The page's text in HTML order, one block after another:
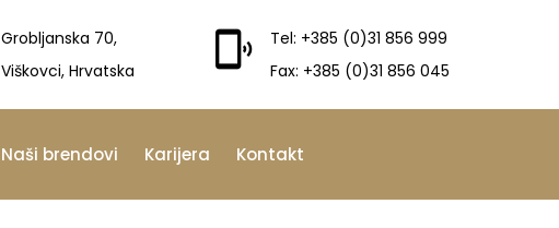
Grobljanska 70,
Viškovci, Hrvatska
Tel: +385 (0)31 856 999
Fax: +385 (0)31 856 045
Naši brendovi Karijera Kontakt